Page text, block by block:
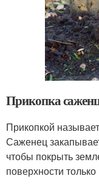
Прикопка
Прикопкой
Саженец
чтобы покрыть
поверхности только